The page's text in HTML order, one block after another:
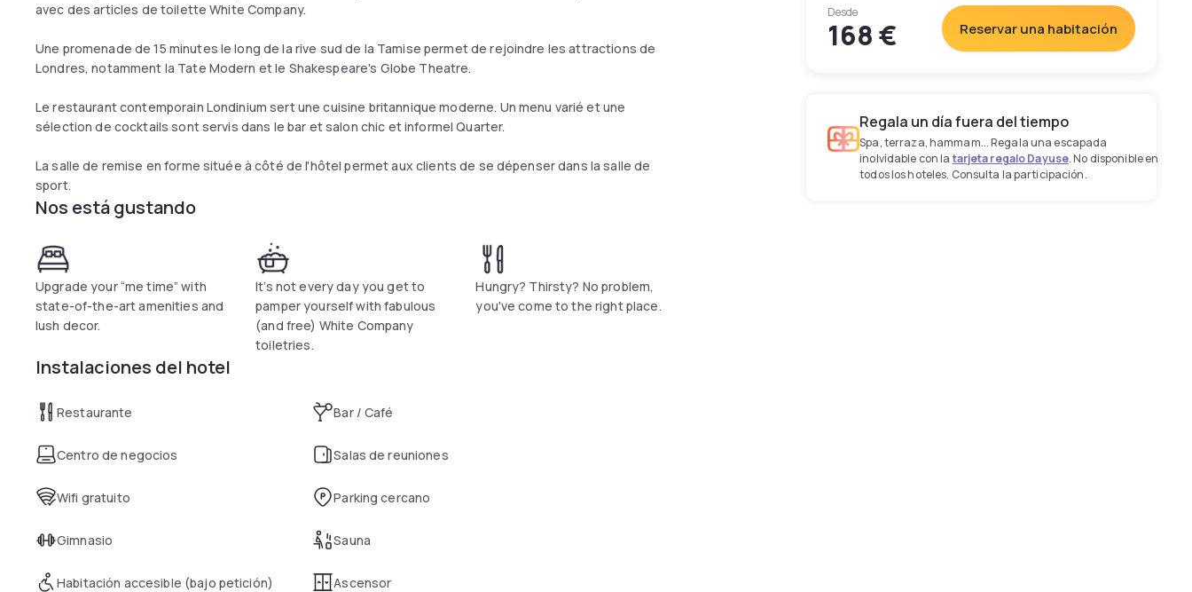
avec des articles de toilette White Company.
Une promenade de 15 minutes le long de la rive sud de la Tamise permet de rejoindre les attractions de
Londres, notamment la Tate Modern et le Shakespeare's Globe Theatre.
Le restaurant contemporain Londinium sert une cuisine britannique moderne. Un menu varié et une
sélection de cocktails sont servis dans le bar et salon chic et informel Quarter.
La salle de remise en forme située à côté de l'hôtel permet aux clients de se dépenser dans la salle de
sport.
Nos está gustando
Upgrade your “me time” with
state-of-the-art amenities and
lush decor.
It’s not every day you get to
pamper yourself with fabulous
(and free) White Company
toiletries.
Hungry? Thirsty? No problem,
you've come to the right place.
Instalaciones del hotel
Restaurante Bar / Café
Centro de negocios Salas de reuniones
Wifi gratuito Parking cercano
Gimnasio Sauna
Habitación accesible (bajo petición) Ascensor
Desde
168 € Reservar una habitación
Regala un día fuera del tiempo
Spa, terraza, hammam... Regala una escapada
inolvidable con latarjeta regalo Dayuse. No disponible en
todos los hoteles. Consulta la participación.